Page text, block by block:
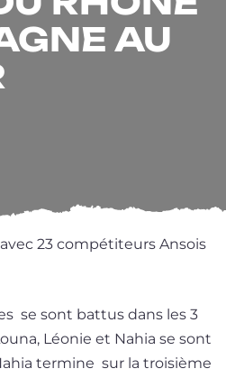
AU
23 com­pé­ti­teurs Ansois
se sont bat­tus dans les 3
Léonie et Nahia se sont
ter­mine sur la troi­sième